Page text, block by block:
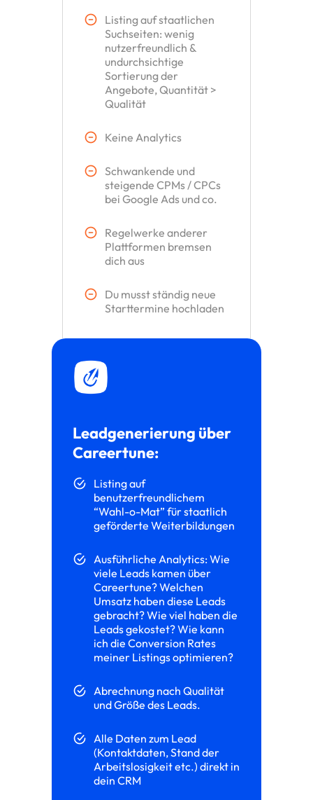
Listing auf staatlichen
Suchseiten: wenig
nutzerfreundlich &
undurchsichtige
Sortierung der
Angebote, Quantität >
Qualität
Keine Analytics
Schwankende und
steigende CPMs / CPCs
bei Google Ads und co.
Regelwerke anderer
Plattformen bremsen
dich aus
Du musst ständig neue
Starttermine hochladen
Leadgenerierung über
Careertune:
Listing auf
benutzerfreundlichem
“Wahl-o-Mat” für staatlich
geförderte Weiterbildungen
Ausführliche Analytics: Wie
viele Leads kamen über
Careertune? Welchen
Umsatz haben diese Leads
gebracht? Wie viel haben die
Leads gekostet? Wie kann
ich die Conversion Rates
meiner Listings optimieren?
Abrechnung nach Qualität
und Größe des Leads.
Alle Daten zum Lead
(Kontaktdaten, Stand der
Arbeitslosigkeit etc.) direkt in
dein CRM